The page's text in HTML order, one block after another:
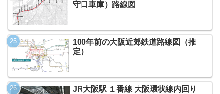
守口車庫）路線図
100年前の大阪近郊鉄道路線図（推
定）
JR大阪駅 １番線 大阪環状線内回り